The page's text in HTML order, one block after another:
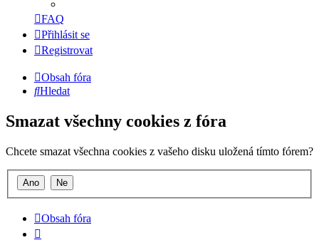
FAQ
Přihlásit se
Registrovat
Obsah fóra
Hledat
Smazat všechny cookies z fóra
Chcete smazat všechna cookies z vašeho disku uložená tímto fórem?
Obsah fóra